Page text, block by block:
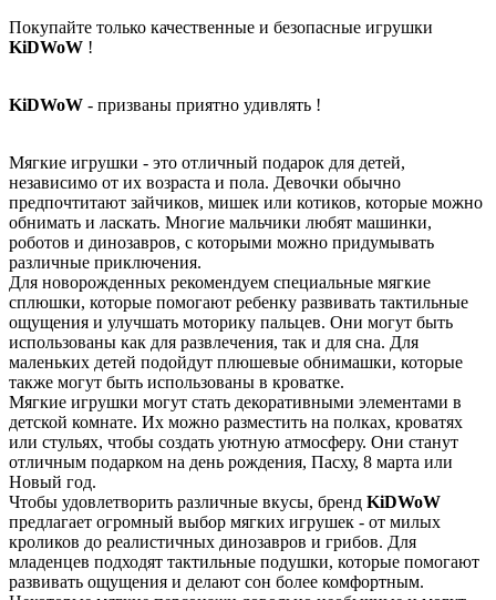
Покупайте только качественные и безопасные игрушки
KiDWoW !
KiDWoW - призваны приятно удивлять !
Мягкие игрушки - это отличный подарок для детей,
независимо от их возраста и пола. Девочки обычно
предпочтитают зайчиков, мишек или котиков, которые можно
обнимать и ласкать. Многие мальчики любят машинки,
роботов и динозавров, с которыми можно придумывать
различные приключения.
Для новорожденных рекомендуем специальные мягкие
сплюшки, которые помогают ребенку развивать тактильные
ощущения и улучшать моторику пальцев. Они могут быть
использованы как для развлечения, так и для сна. Для
маленьких детей подойдут плюшевые обнимашки, которые
также могут быть использованы в кроватке.
Мягкие игрушки могут стать декоративными элементами в
детской комнате. Их можно разместить на полках, кроватях
или стульях, чтобы создать уютную атмосферу. Они станут
отличным подарком на день рождения, Пасху, 8 марта или
Новый год.
Чтобы удовлетворить различные вкусы, бренд KiDWoW
предлагает огромный выбор мягких игрушек - от милых
кроликов до реалистичных динозавров и грибов. Для
младенцев подходят тактильные подушки, которые помогают
развивать ощущения и делают сон более комфортным.